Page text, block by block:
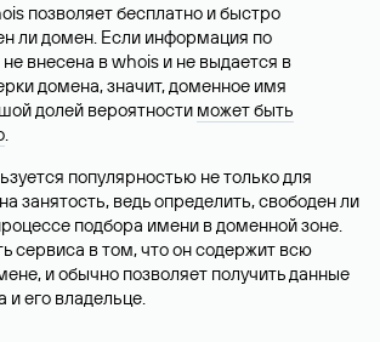
позволяет бесплатно и быстро
ли домен. Если информация по
внесена в whois и не выдается в
домена, значит, доменное имя
долей вероятности может быть
.
популярностью не только для
занятость, ведь определить, свободен ли
подбора имени в доменной зоне.
сервиса в том, что он содержит всю
и обычно позволяет получить данные
и его владельце.